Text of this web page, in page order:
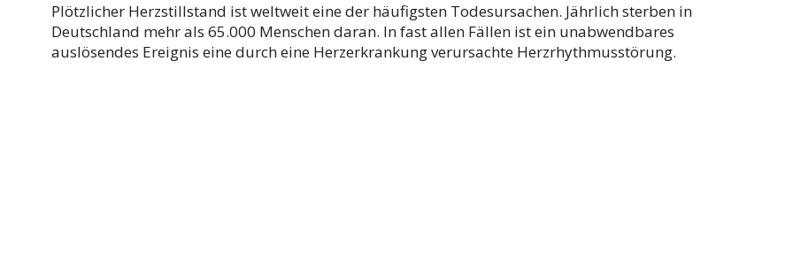
Plötzlicher Herzstillstand ist weltweit eine der häufigsten Todesursachen. Jährlich sterben in
Deutschland mehr als 65.000 Menschen daran. In fast allen Fällen ist ein unabwendbares
auslösendes Ereignis eine durch eine Herzerkrankung verursachte Herzrhythmusstörung.